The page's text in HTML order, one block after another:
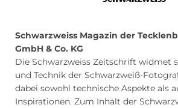
Schwarzweiss Magazin der
GmbH & Co. KG
Die Schwarzweiss Zeitschrift widmet
und Technik der Schwarzweiß-
dabei sowohl technische Aspekte als
Inspirationen. Zum Inhalt der